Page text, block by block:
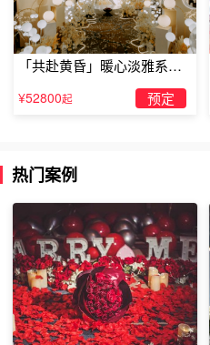
以上就是关于乌镇酒店布置
更多关于乌镇酒店布置房间
镇浪漫策划官网吧。
「共赴黄昏」暖心淡雅系求
婚仪式
¥52800起 预定
热门案例